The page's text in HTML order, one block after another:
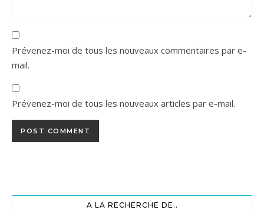
Prévenez-moi de tous les nouveaux commentaires par e-
mail.
Prévenez-moi de tous les nouveaux articles par e-mail.
A LA RECHERCHE DE..